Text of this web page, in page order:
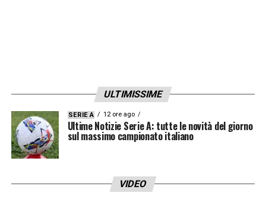
ULTIMISSIME
SERIE A 12 ore ago
Ultime Notizie Serie A: tutte le novità del giorno
sul massimo campionato italiano
VIDEO